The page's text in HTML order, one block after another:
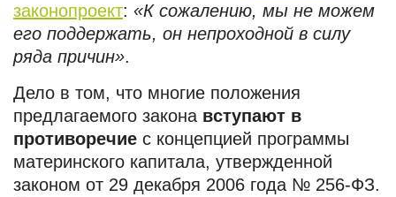
законопроект: «К сожалению, мы не можем
его поддержать, он непроходной в силу
ряда причин».
Дело в том, что многие положения
предлагаемого закона вступают в
противоречие с концепцией программы
материнского капитала, утвержденной
законом от 29 декабря 2006 года № 256-ФЗ.